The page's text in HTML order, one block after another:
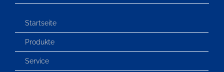
Startseite
Produkte
Service